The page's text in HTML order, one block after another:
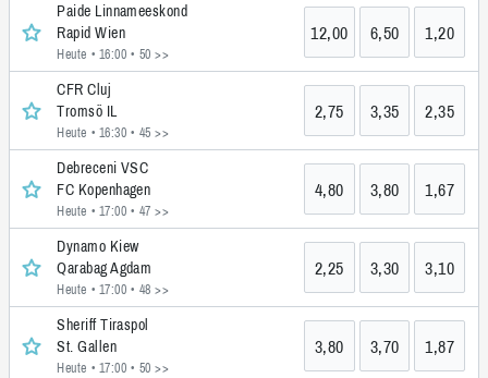
Paide Linnameeskond
Rapid Wien
Heute • 16:00 • 50 >>
12,00 6,50 1,20
CFR Cluj
Tromsö IL
Heute • 16:30 • 45 >>
2,75 3,35 2,35
Debreceni VSC
FC Kopenhagen
Heute • 17:00 • 47 >>
4,80 3,80 1,67
Dynamo Kiew
Qarabag Agdam
Heute • 17:00 • 48 >>
2,25 3,30 3,10
Sheriff Tiraspol
St. Gallen
Heute • 17:00 • 50 >>
3,80 3,70 1,87